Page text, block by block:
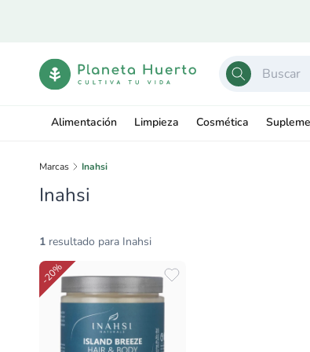
Alimentación Limpieza Cosmética
Marcas Inahsi
Inahsi
1 resultado para Inahsi
-20%